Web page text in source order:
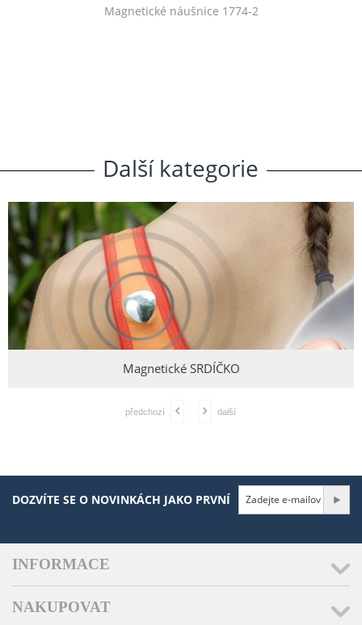
Magnetické náušnice 1774-2
Další. kategorie
Magnetické SRDÍČKO
předchozí další
DOZVÍTE SE O NOVINKÁCH JAKO PRVNÍ
INFORMACE
NAKUPOVAT